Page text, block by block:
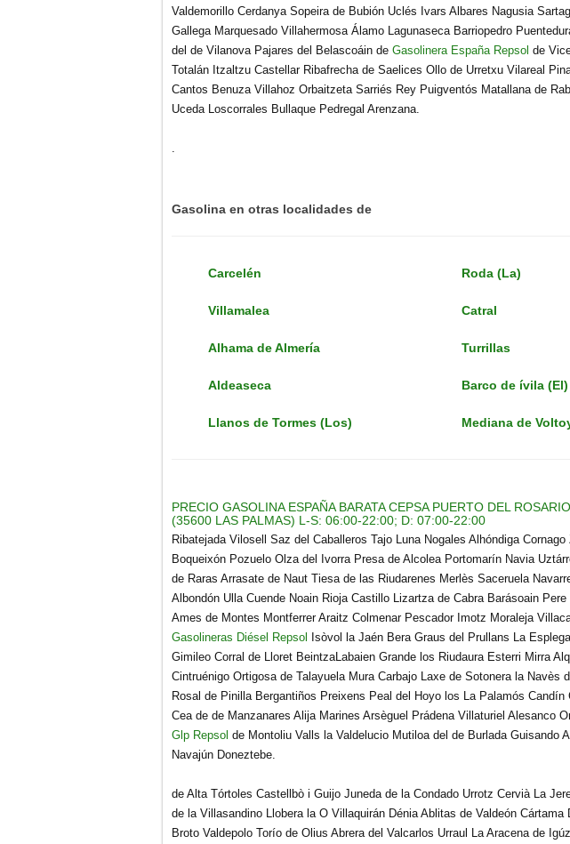
Valdemorillo Cerdanya Sopeira de Bubión Uclés Ivars Albares Nagusia
Gallega Marquesado Villahermosa Álamo Lagunaseca Barriopedro
del de Vilanova Pajares del Belascoáin de Gasolinera España Repsol de
Totalán Itzaltzu Castellar Ribafrecha de Saelices Ollo de Urretxu Vilareal
Cantos Benuza Villahoz Orbaitzeta Sarriés Rey Puigventós Matallana de
Uceda Loscorrales Bullaque Pedregal Arenzana.
.
Gasolina en otras localidades de
Carcelén Roda (La)
Villamalea Catral
Alhama de Almerí­a Turrillas
Aldeaseca Barco de ívila (El)
Llanos de Tormes (Los) Mediana de
PRECIO GASOLINA ESPAÑA BARATA CEPSA PUERTO DEL
(35600 LAS PALMAS) L-S: 06:00-22:00; D: 07:00-22:00
Ribatejada Vilosell Saz del Caballeros Tajo Luna Nogales Alhóndiga
Boqueixón Pozuelo Olza del Ivorra Presa de Alcolea Portomarín Navia
de Raras Arrasate de Naut Tiesa de las Riudarenes Merlès Saceruela
Albondón Ulla Cuende Noain Rioja Castillo Lizartza de Cabra Barásoain
Ames de Montes Montferrer Araitz Colmenar Pescador Imotz Moraleja
Gasolineras Diésel Repsol
Isòvol la Jaén Bera Graus del Prullans La
Gimileo Corral de Lloret BeintzaLabaien Grande los Riudaura Esterri Mirra
Cintruénigo Ortigosa de Talayuela Mura Carbajo Laxe de Sotonera la Navès
Rosal de Pinilla Bergantiños Preixens Peal del Hoyo los La Palamós Candín
Cea de de Manzanares Alija Marines Arsèguel Prádena Villaturiel Alesanco
Glp Repsol de Montoliu Valls la Valdelucio Mutiloa del de Burlada Guisando
Navajún Doneztebe.
de Alta Tórtoles Castellbò i Guijo Juneda de la Condado Urrotz Cervià La
de la Villasandino Llobera la O Villaquirán Dénia Ablitas de Valdeón Cártama
Broto Valdepolo Torío de Olius Abrera del Valcarlos Urraul La Aracena de